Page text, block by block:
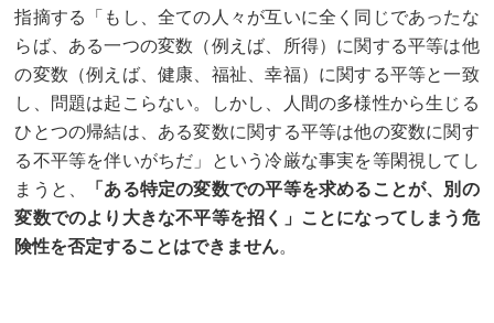
指摘する「もし、全ての人々が互いに全く同じであったな
らば、ある一つの変数（例えば、所得）に関する平等は他
の変数（例えば、健康、福祉、幸福）に関する平等と一致
し、問題は起こらない。しかし、人間の多様性から生じる
ひとつの帰結は、ある変数に関する平等は他の変数に関す
る不平等を伴いがちだ」という冷厳な事実を等閑視してし
まうと、
「ある特定の変数での平等を求めることが、別の
変数でのより大きな不平等を招く」ことになってしまう危
険性を否定することはできません。